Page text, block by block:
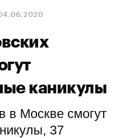
каникулы
в Москве смогут
37